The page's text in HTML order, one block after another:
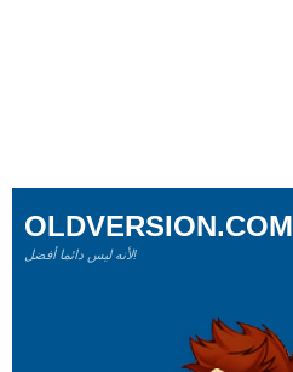
OLDVERSION.COM
لأنه ليس دائما أفضل!